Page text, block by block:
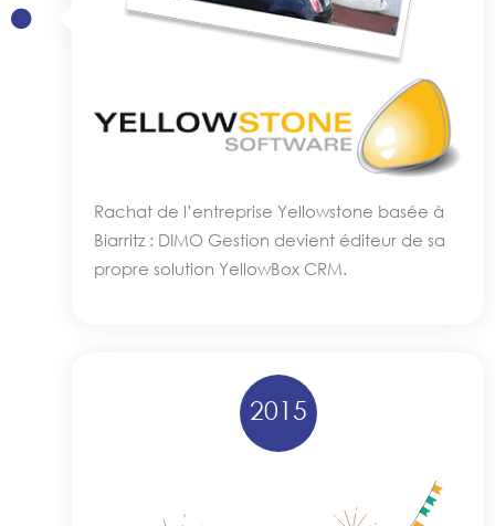
Rachat de l’entreprise Yellowstone basée à
Biarritz : DIMO Gestion devient éditeur de sa
propre solution YellowBox CRM.
2015